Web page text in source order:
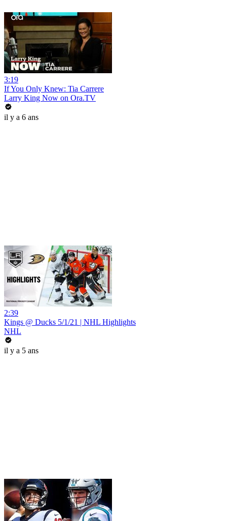
3:19
If You Only Knew: Tia Carrere
Larry King Now on Ora.TV
il y a 6 ans
2:39
Kings @ Ducks 5/1/21 | NHL Highlights
NHL
il y a 5 ans